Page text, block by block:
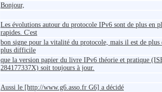
Bonjour,
Les évolutions autour du protocole IPv6 sont de plus en
rapides. C'est
bon signe pour la vitalité du protocole, mais il est de plus
plus difficile
que la version papier du livre IPv6 théorie et pratique
284177337X) soit toujours à jour.
Aussi le [http://www.g6.asso.fr G6] a décidé